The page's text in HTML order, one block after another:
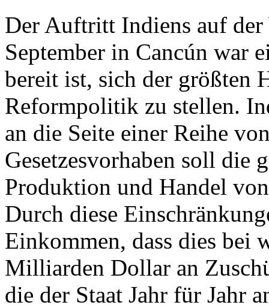
Der Auftritt Indiens auf
September in Cancún war
bereit ist, sich der größten
Reformpolitik zu stellen.
an die Seite einer Reihe
Gesetzesvorhaben soll die
Produktion und Handel
Durch diese
Einkommen, dass dies bei
Milliarden Dollar an
die der Staat Jahr für Jahr